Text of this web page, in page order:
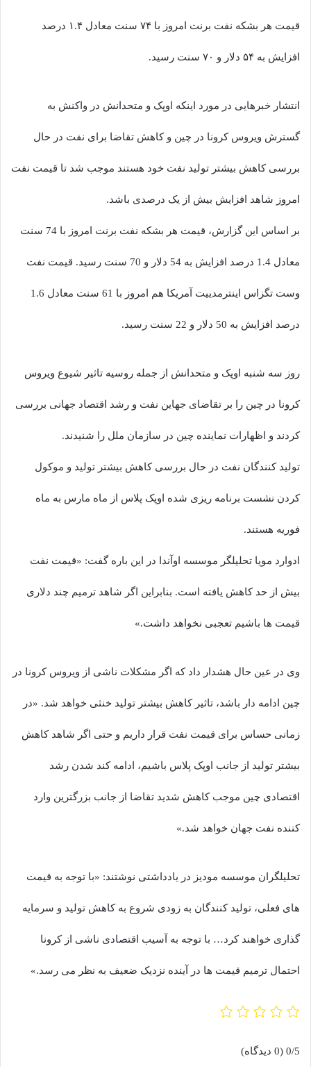
قیمت هر بشکه نفت برنت امروز با ۷۴ سنت معادل ۱.۴ درصد
افزایش به ۵۴ دلار و ۷۰ سنت رسید.
انتشار خبرهایی در مورد اینکه اوپک و متحدانش در واکنش به
گسترش ویروس کرونا در چین و کاهش تقاضا برای نفت در حال
بررسی کاهش بیشتر تولید نفت خود هستند موجب شد تا قیمت نفت
امروز شاهد افزایش بیش از یک درصدی باشد.
بر اساس این گزارش، قیمت هر بشکه نفت برنت امروز با 74 سنت
معادل 1.4 درصد افزایش به 54 دلار و 70 سنت رسید. قیمت نفت
وست تگزاس اینترمدییت آمریکا هم امروز با 61 سنت معادل 1.6
درصد افزایش به 50 دلار و 22 سنت رسید.
روز سه شنبه اوپک و متحدانش از جمله روسیه تاثیر شیوع ویروس
کرونا در چین را بر تقاضای جهاین نفت و رشد اقتصاد جهانی بررسی
کردند و اظهارات نماینده چین در سازمان ملل را شنیدند.
تولید کنندگان نفت در حال بررسی کاهش بیشتر تولید و موکول
کردن نشست برنامه ریزی شده اوپک پلاس از ماه مارس به ماه
فوریه هستند.
ادوارد مویا تحلیلگر موسسه اوآندا در این باره گفت: «قیمت نفت
بیش از حد کاهش یافته است. بنابراین اگر شاهد ترمیم چند دلاری
قیمت ها باشیم تعجبی نخواهد داشت.»
وی در عین حال هشدار داد که اگر مشکلات ناشی از ویروس کرونا در
چین ادامه دار باشد، تاثیر کاهش بیشتر تولید خنثی خواهد شد. «در
زمانی حساس برای قیمت نفت قرار داریم و حتی اگر شاهد کاهش
بیشتر تولید از جانب اوپک پلاس باشیم، ادامه کند شدن رشد
اقتصادی چین موجب کاهش شدید تقاضا از جانب بزرگترین وارد
کننده نفت جهان خواهد شد.»
تحلیلگران موسسه مودیز در یادداشتی نوشتند: «با توجه به قیمت
های فعلی، تولید کنندگان به زودی شروع به کاهش تولید و سرمایه
گذاری خواهند کرد… با توجه به آسیب اقتصادی ناشی از کرونا
احتمال ترمیم قیمت ها در آینده نزدیک ضعیف به نظر می رسد.»
0/5 (0 دیدگاه)